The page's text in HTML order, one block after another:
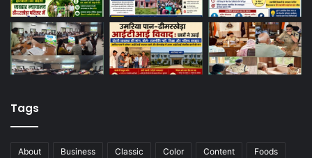
Tags
About Business Classic Color Content Foods